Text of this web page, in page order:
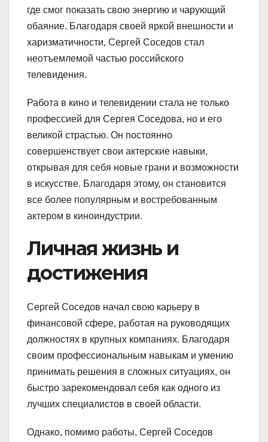
где смог показать свою энергию и чарующий
обаяние. Благодаря своей яркой внешности и
харизматичности, Сергей Соседов стал
неотъемлемой частью российского
телевидения.
Работа в кино и телевидении стала не только
профессией для Сергея Соседова, но и его
великой страстью. Он постоянно
совершенствует свои актерские навыки,
открывая для себя новые грани и возможности
в искусстве. Благодаря этому, он становится
все более популярным и востребованным
актером в киноиндустрии.
Личная жизнь и
достижения
Сергей Соседов начал свою карьеру в
финансовой сфере, работая на руководящих
должностях в крупных компаниях. Благодаря
своим профессиональным навыкам и умению
принимать решения в сложных ситуациях, он
быстро зарекомендовал себя как одного из
лучших специалистов в своей области.
Однако, помимо работы, Сергей Соседов